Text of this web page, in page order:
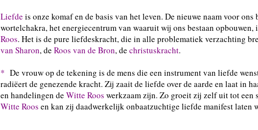
Liefde is onze komaf en de basis van het leven. De nieuwe naam voor ons
wortelchakra, het energiecentrum van waaruit wij ons bestaan opbouwen,
Roos. Het is de pure liefdeskracht, die in alle problematiek verzachting
van Sharon, de Roos van de Bron, de christuskracht.
* De vrouw op de tekening is de mens die een instrument van liefde
radiëert de genezende kracht. Zij zaait de liefde over de aarde en laat in
en handelingen de Witte Roos werkzaam zijn. Zo groeit zij zelf uit tot een
Witte Roos en kan zij daadwerkelijk onbaatzuchtige liefde manifest laten